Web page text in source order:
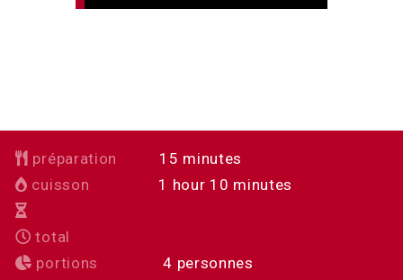
préparation 15 minutes
minutes
cuisson
1 hour
hour 10 minutes
minutes
total
portions
4 personnes